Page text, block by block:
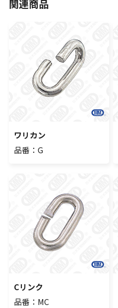
関連商品
ワリカン
品番：G
Cリンク
品番：MC